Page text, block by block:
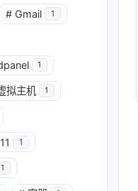
虚拟卡
常见问题1
满干货 2 科学上网
虚拟卡
# Gmail 1
1
拟主机 1
1
1